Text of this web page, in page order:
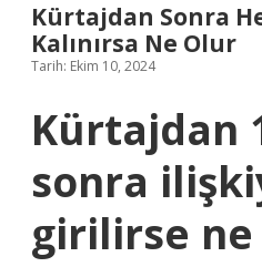
Kürtajdan Sonra
Kalınırsa Ne Olur
Tarih: Ekim 10, 2024
Kürtajdan
sonra
girilirse